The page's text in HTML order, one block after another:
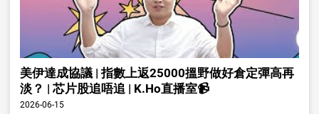
美伊達成協議 | 指數上返25000搵野做好倉定彈高再
淡？ | 芯片股追唔追 | K.Ho直播室📹
2026-06-15